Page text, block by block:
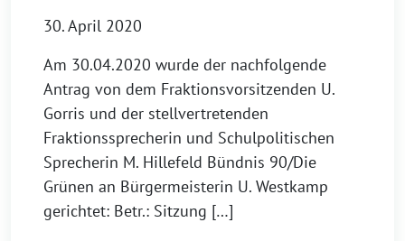
30. April 2020
Am 30.04.2020 wurde der nachfolgende
Antrag von dem Fraktionsvorsitzenden U.
Gorris und der stellvertretenden
Fraktionssprecherin und Schulpolitischen
Sprecherin M. Hillefeld Bündnis 90/Die
Grünen an Bürgermeisterin U. Westkamp
gerichtet: Betr.: Sitzung […]